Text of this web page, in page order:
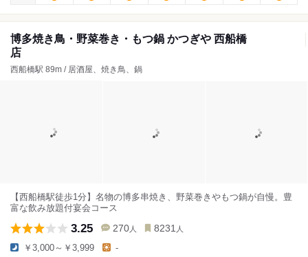
博多焼き鳥・野菜巻き・もつ鍋 かつぎや 西船橋
店
西船橋駅 89m / 居酒屋、焼き鳥、鍋
【西船橋駅徒歩1分】名物の博多串焼き、野菜巻きやもつ鍋が自慢。豊
富な飲み放題付宴会コース
3.25 270 人 8231 人
￥3,000～￥3,999 -